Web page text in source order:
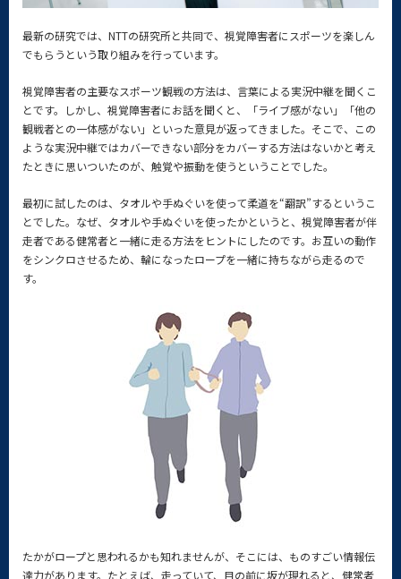
最新の研究では、NTTの研究所と共同で、視覚障害者にスポーツを楽しん
でもらうという取り組みを行っています。
視覚障害者の主要なスポーツ観戦の方法は、言葉による実況中継を聞くこ
とです。しかし、視覚障害者にお話を聞くと、「ライブ感がない」「他の
観戦者との一体感がない」といった意見が返ってきました。そこで、この
ような実況中継ではカバーできない部分をカバーする方法はないかと考え
たときに思いついたのが、触覚や振動を使うということでした。
最初に試したのは、タオルや手ぬぐいを使って柔道を“翻訳”するというこ
とでした。なぜ、タオルや手ぬぐいを使ったかというと、視覚障害者が伴
走者である健常者と一緒に走る方法をヒントにしたのです。お互いの動作
をシンクロさせるため、輪になったロープを一緒に持ちながら走るので
す。
たかがロープと思われるかも知れませんが、そこには、ものすごい情報伝
達力があります。たとえば、走っていて、目の前に坂が現れると、健常者